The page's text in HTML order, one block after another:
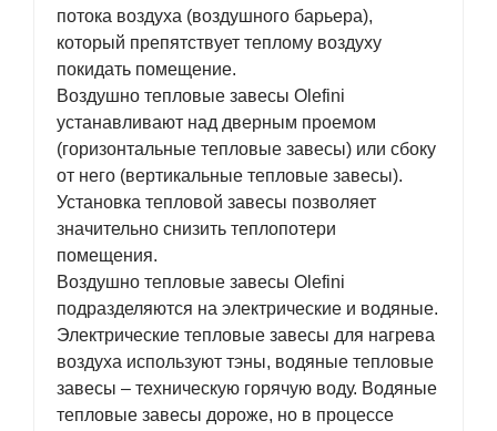
потока воздуха (воздушного барьера),
который препятствует теплому воздуху
покидать помещение.
Воздушно тепловые завесы Olefini
устанавливают над дверным проемом
(горизонтальные тепловые завесы) или сбоку
от него (вертикальные тепловые завесы).
Установка тепловой завесы позволяет
значительно снизить теплопотери
помещения.
Воздушно тепловые завесы Olefini
подразделяются на электрические и водяные.
Электрические тепловые завесы для нагрева
воздуха используют тэны, водяные тепловые
завесы – техническую горячую воду. Водяные
тепловые завесы дороже, но в процессе